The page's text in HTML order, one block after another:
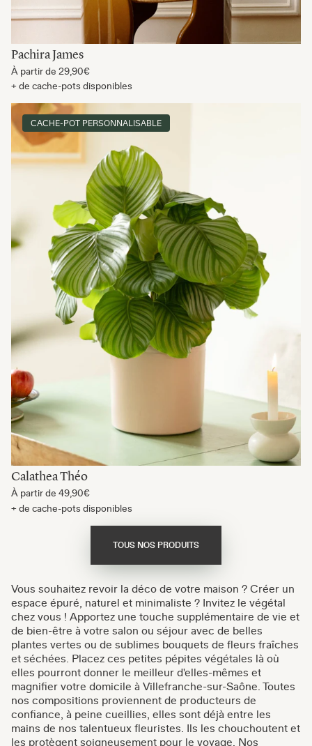
Pachira James
À partir de 29,90€
+ de cache-pots disponibles
CACHE-POT PERSONNALISABLE
Calathea Théo
À partir de 49,90€
+ de cache-pots disponibles
TOUS NOS PRODUITS
Vous souhaitez revoir la déco de votre maison ? Créer un
espace épuré, naturel et minimaliste ? Invitez le végétal
chez vous ! Apportez une touche supplémentaire de vie et
de bien-être à votre salon ou séjour avec de belles
plantes vertes ou de sublimes bouquets de fleurs fraîches
et séchées. Placez ces petites pépites végétales là où
elles pourront donner le meilleur d'elles-mêmes et
magnifier votre domicile à Villefranche-sur-Saône. Toutes
nos compositions proviennent de producteurs de
confiance, à peine cueillies, elles sont déjà entre les
mains de nos talentueux fleuristes. Ils les chouchoutent et
les protègent soigneusement pour le voyage. Nos